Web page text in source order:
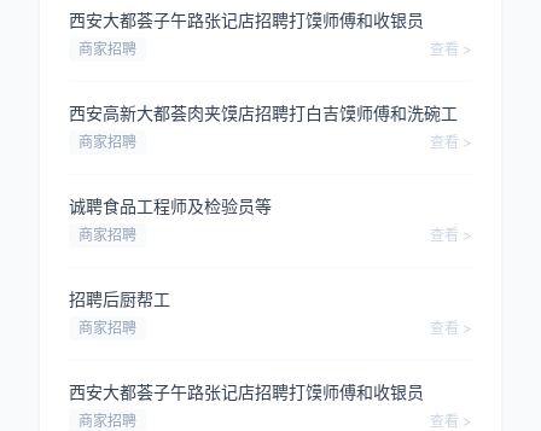
西安大都荟子午路张记店招聘打馍师傅和收银员
商家招聘 查看 >
西安高新大都荟肉夹馍店招聘打白吉馍师傅和洗碗工
商家招聘 查看 >
诚聘食品工程师及检验员等
商家招聘 查看 >
招聘后厨帮工
商家招聘 查看 >
西安大都荟子午路张记店招聘打馍师傅和收银员
商家招聘 查看 >